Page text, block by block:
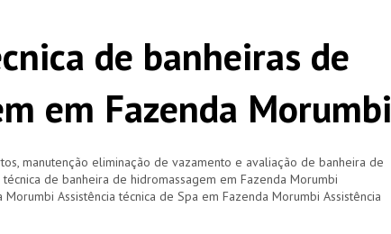
de banheiras de
em Fazenda Morumbi
manutenção eliminação de vazamento e avaliação de banheira de
de banheira de hidromassagem em Fazenda Morumbi
Assistência técnica de Spa em Fazenda Morumbi Assistência